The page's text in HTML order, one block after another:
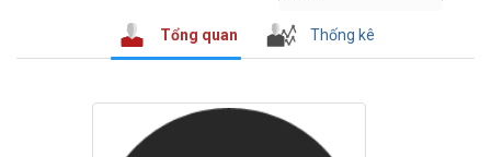
Tổng quan Thống kê